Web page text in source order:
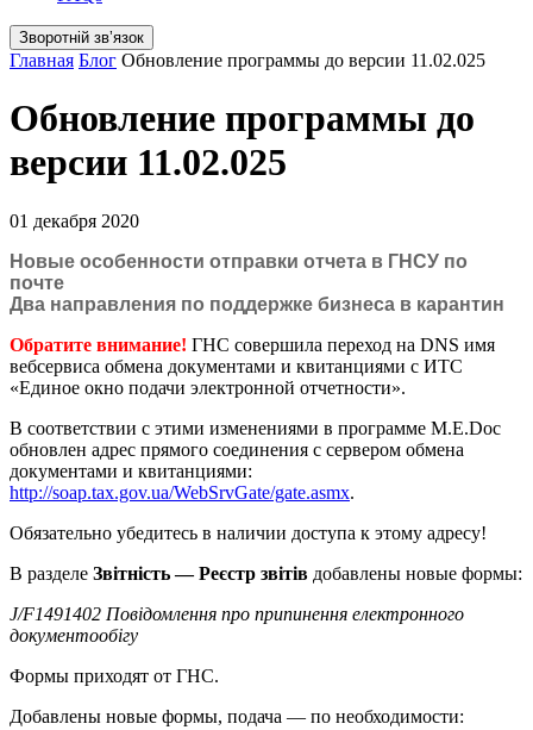
Зворотній звʼязок
Главная Блог Обновление программы до версии 11.02.025
Обновление программы до
версии 11.02.025
01 декабря 2020
Новые особенности отправки отчета в ГНСУ по
почте
Два направления по поддержке бизнеса в карантин
Обратите внимание! ГНС совершила переход на DNS имя
вебсервиса обмена документами и квитанциями с ИТС
«Единое окно подачи электронной отчетности».
В соответствии с этими изменениями в программе M.E.Doc
обновлен адрес прямого соединения с сервером обмена
документами и квитанциями:
http://soap.tax.gov.ua/WebSrvGate/gate.asmx.
Обязательно убедитесь в наличии доступа к этому адресу!
В разделе Звітність — Реєстр звітів добавлены новые формы:
J/F1491402 Повідомлення про припинення електронного
документообігу
Формы приходят от ГНС.
Добавлены новые формы, подача — по необходимости: